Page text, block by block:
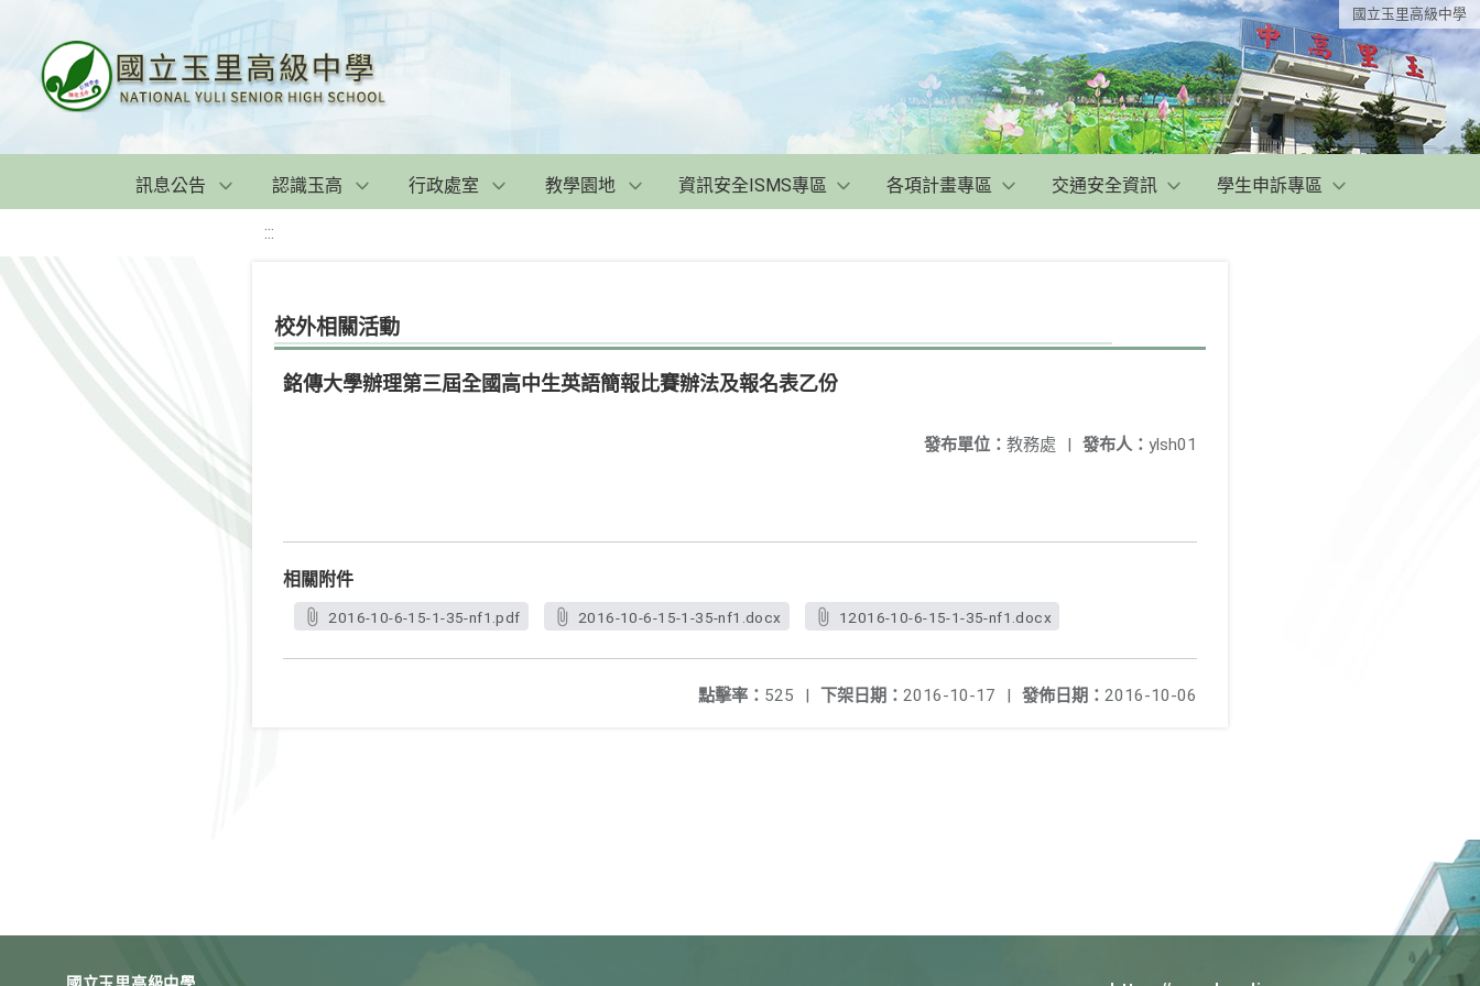
國立玉里高級中學
訊息公告 認識玉高 行政處室 教學園地 資訊安全ISMS專區 各項計畫專區 交通安全資訊 學生申訴專區
:::
校外相關活動
銘傳大學辦理第三屆全國高中生英語簡報比賽辦法及報名表乙份
發布人： ylsh01
發布單位： 教務處 |
相關附件
2016-10-6-15-1-35-nf1.pdf 2016-10-6-15-1-35-nf1.docx 12016-10-6-15-1-35-nf1.docx
發佈日期： 2016-10-06
下架日期： 2016-10-17 |
點擊率： 525 |